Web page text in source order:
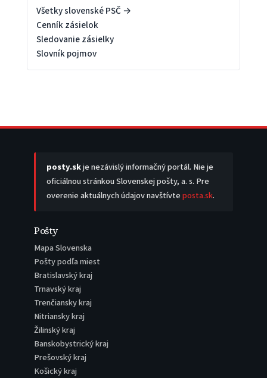
Všetky slovenské PSČ →
Cenník zásielok
Sledovanie zásielky
Slovník pojmov
posty.skje nezávislý informačný portál. Nie je
oficiálnou stránkou Slovenskej pošty, a. s. Pre
overenie aktuálnych údajov navštívteposta.sk.
Pošty
Mapa Slovenska
Pošty podľa miest
Bratislavský kraj
Trnavský kraj
Trenčiansky kraj
Nitriansky kraj
Žilinský kraj
Banskobystrický kraj
Prešovský kraj
Košický kraj